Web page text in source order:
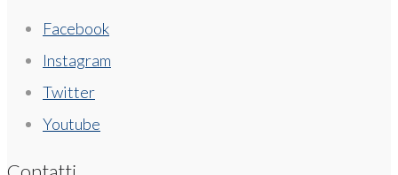
Facebook
Instagram
Twitter
Youtube